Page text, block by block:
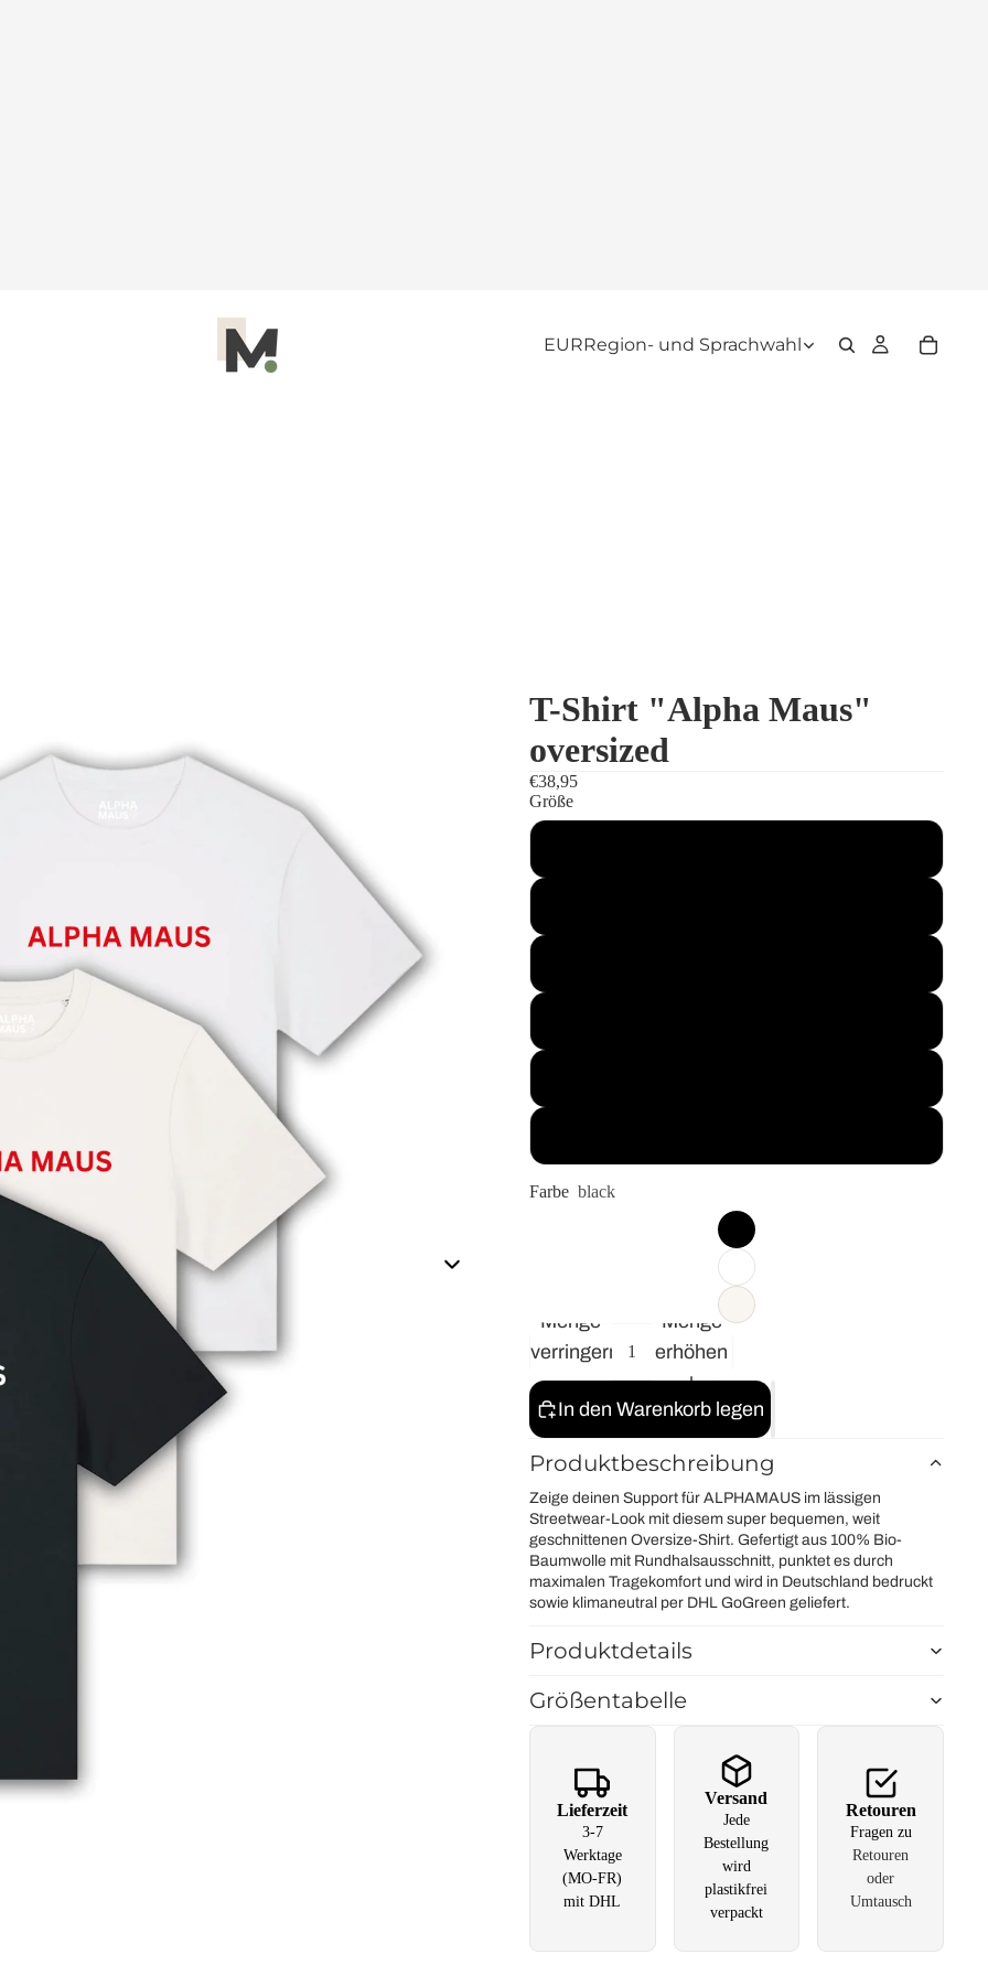
EURRegion- und Sprachwahl
T-Shirt "Alpha Maus"
oversized
€38,95
Größe
Farbe black
Menge
verringern
Menge
erhöhen
In den Warenkorb legen
Produktbeschreibung
Zeige deinen Support für ALPHAMAUS im lässigen
Streetwear-Look mit diesem super bequemen, weit
geschnittenen Oversize-Shirt. Gefertigt aus 100% Bio-
Baumwolle mit Rundhalsausschnitt, punktet es durch
maximalen Tragekomfort und wird in Deutschland bedruckt
sowie klimaneutral per DHL GoGreen geliefert.
Produktdetails
Größentabelle
Lieferzeit
3-7
Werktage
(MO-FR)
mit DHL
Versand
Jede
Bestellung
wird
plastikfrei
verpackt
Retouren
Fragen zu
Retouren
oder
Umtausch